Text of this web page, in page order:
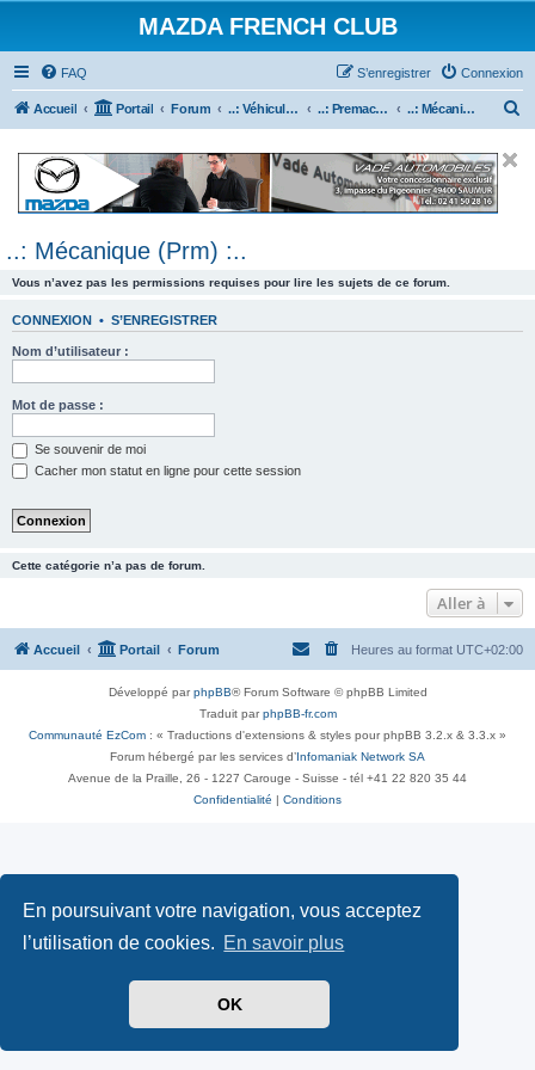
En poursuivant votre navigation, vous acceptez
l’utilisation de cookies. En savoir plus
OK
MAZDA FRENCH CLUB
FAQ Connexion
S’enregistrer
Accueil Portail Forum ..: Véhicules Mazda ancien (<2003) :.. ..: Premacy :.. ..: Mécanique (Prm) :..
e
..: Mécanique (Prm) :..
Vous n’avez pas les permissions requises pour lire les sujets de ce forum.
CONNEXION • S’ENREGISTRER
Nom d’utilisateur :
Mot de passe :
Se souvenir de moi
Cacher mon statut en ligne pour cette session
Cette catégorie n’a pas de forum.
Aller à
Accueil Portail Forum Heures au format UTC+02:00
Développé parphpBB® Forum Software © phpBB Limited
Traduit parphpBB-fr.com
Communauté EzCom : « Traductions d'extensions & styles pour phpBB 3.2.x & 3.3.x »
Forum hébergé par les services d’ Infomaniak Network SA
Avenue de la Praille, 26 - 1227 Carouge - Suisse - tél +41 22 820 35 44
Confidentialité
Conditions